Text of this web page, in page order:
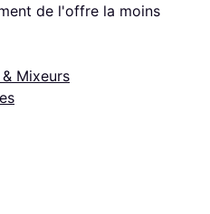
de l'offre la moins
Mixeurs